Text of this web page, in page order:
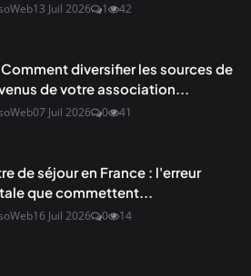
13 Juil 2026 1 42
Comment diversifier les sources de
de votre association...
07 Juil 2026 0 41
de séjour en France : l'erreur
que commettent...
16 Juil 2026 0 14